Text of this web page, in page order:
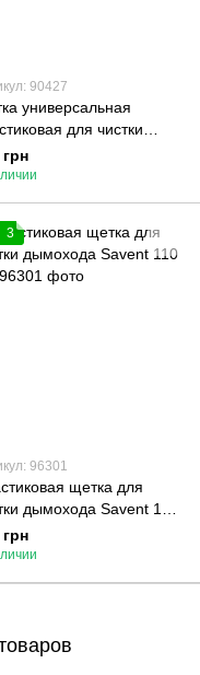
90427
универсальная
для чистки
Savent 400 мм
3
96301
щетка для
дымохода Savent 110
грн